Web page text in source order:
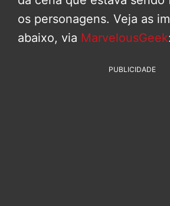
os personagens. Veja as
abaixo, via MarvelousGeek:
PUBLICIDADE